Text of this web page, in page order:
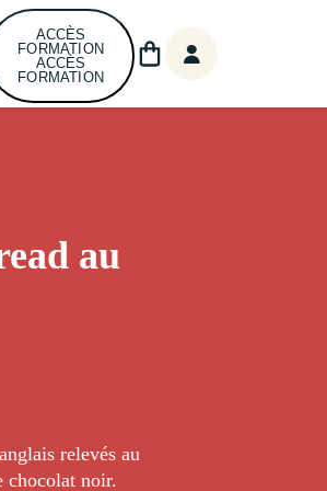
ACCÈS
FORMATION
ACCÈS
FORMATION
au
relevés au
chocolat noir.